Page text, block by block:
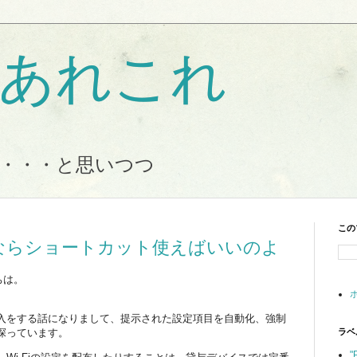
れこれ
・・と思いつつ
ショートカット使えばいいのよ
。
する話になりまして、提示された設定項目を自動化、強制
ています。
こ
ラベ